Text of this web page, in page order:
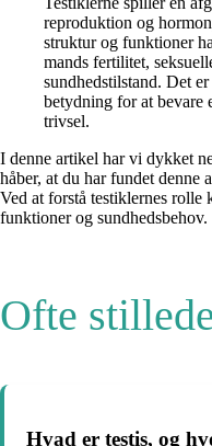
reproduktion og
struktur og funktioner
mands fertilitet,
sundhedstilstand. Det
betydning for at bevare
trivsel.
I denne artikel har vi dykket
håber, at du har fundet denne
Ved at forstå testiklernes rolle
funktioner og sundhedsbehov.
Ofte
Hvad er testis, og